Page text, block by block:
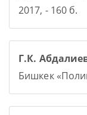
2017, - 160 б.
Г.К.
Бишкек